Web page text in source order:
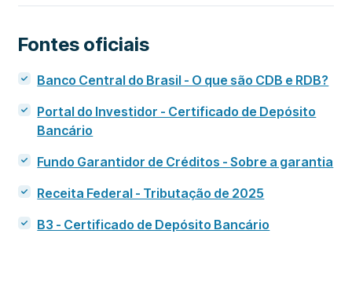
Fontes oficiais
Banco Central do Brasil - O que são CDB e RDB?
Portal do Investidor - Certificado de Depósito
Bancário
Fundo Garantidor de Créditos - Sobre a garantia
Receita Federal - Tributação de 2025
B3 - Certificado de Depósito Bancário